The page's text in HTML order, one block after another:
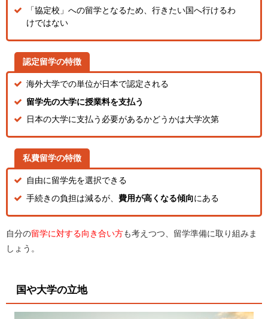
「協定校」への留学となるため、行きたい国へ行けるわ
けではない
認定留学の特徴
海外大学での単位が日本で認定される
留学先の大学に授業料を支払う
日本の大学に支払う必要があるかどうかは大学次第
私費留学の特徴
自由に留学先を選択できる
手続きの負担は減るが、 費用が高くなる傾向にある
自分の留学に対する向き合い方も考えつつ、留学準備に取り組みま
しょう。
国や大学の立地